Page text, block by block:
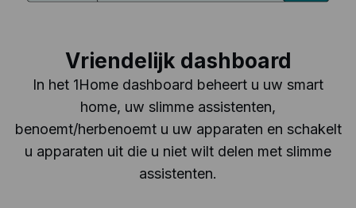
Vriendelijk dashboard
In het 1Home dashboard beheert u uw smart
home, uw slimme assistenten,
benoemt/herbenoemt u uw apparaten en schakelt
u apparaten uit die u niet wilt delen met slimme
assistenten.